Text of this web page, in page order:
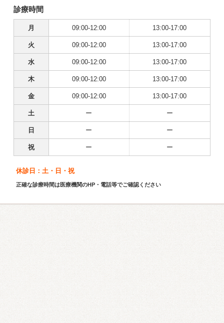
診療時間
月 09:00-12:00 13:00-17:00
火 09:00-12:00 13:00-17:00
水 09:00-12:00 13:00-17:00
木 09:00-12:00 13:00-17:00
金 09:00-12:00 13:00-17:00
土 ー ー
日 ー ー
祝 ー ー
休診日：土・日・祝
正確な診療時間は医療機関のHP・電話等でご確認ください